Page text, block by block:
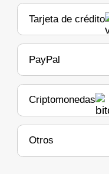
Tarjeta de crédito
PayPal
Criptomonedas
Otros